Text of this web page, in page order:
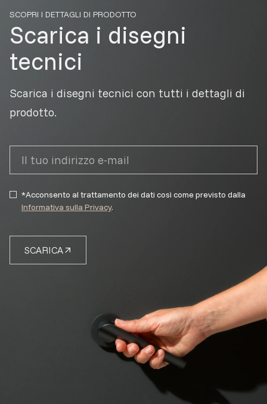
SCOPRI I DETTAGLI DI PRODOTTO
Scarica i disegni
tecnici
Scarica i disegni tecnici con tutti i dettagli di
prodotto.
SCARICA
*Acconsento al trattamento dei dati così come previsto dalla
Informativa sulla Privacy.